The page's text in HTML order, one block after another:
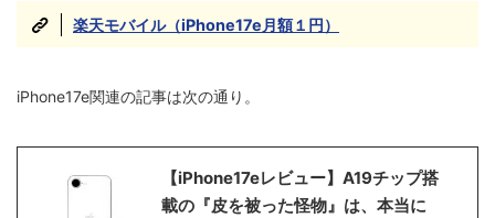
楽天モバイル（iPhone17e月額１円）
iPhone17e関連の記事は次の通り。
【iPhone17eレビュー】A19チップ搭
載の『皮を被った怪物』は、本当に